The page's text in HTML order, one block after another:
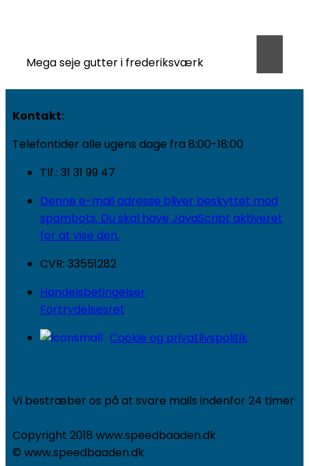
Mega seje gutter i frederiksværk
Kontakt:
Telefontider alle ugens dage fra 8:00-18:00
Tlf.: 31 31 99 47
Denne e-mail adresse bliver beskyttet mod
spambots. Du skal have JavaScript aktiveret
for at vise den.
CVR: 33551282
Handelsbetingelser
Fortrydelsesret
Cookie og privatlivspolitik
Vi bestræber os på at svare mails indenfor 24 timer
Copyright 2018 www.speedbaaden.dk
© www.speedbaaden.dk